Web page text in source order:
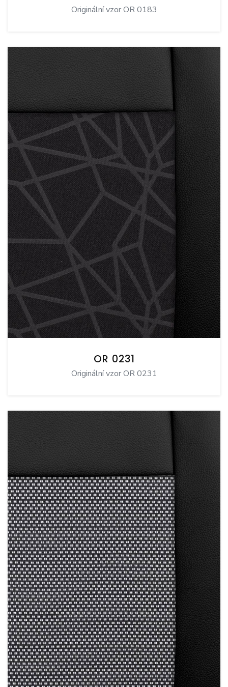
Originální vzor OR 0183
OR 0231
Originální vzor OR 0231